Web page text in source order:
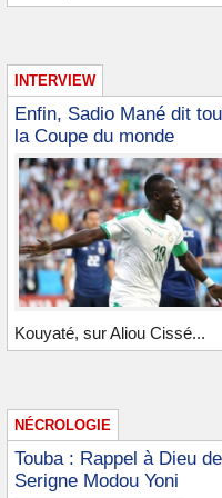
INTERVIEW
Enfin, Sadio Mané dit
la Coupe du monde
Kouyaté, sur Aliou Cissé...
NÉCROLOGIE
Touba : Rappel à Dieu
Serigne Modou Yoni